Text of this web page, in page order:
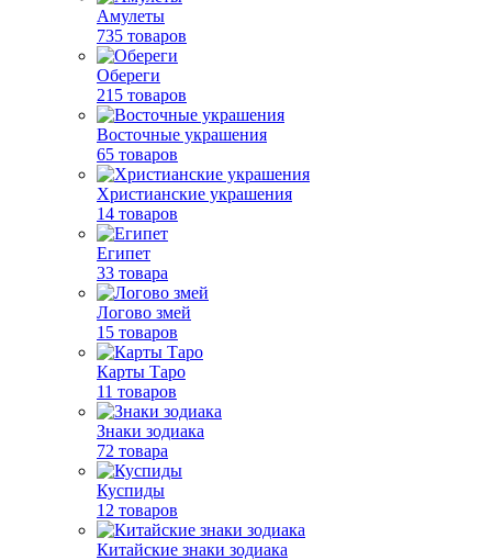
Амулеты
735 товаров
Обереги
215 товаров
Восточные украшения
65 товаров
Христианские украшения
14 товаров
Египет
33 товара
Логово змей
15 товаров
Карты Таро
11 товаров
Знаки зодиака
72 товара
Куспиды
12 товаров
Китайские знаки зодиака